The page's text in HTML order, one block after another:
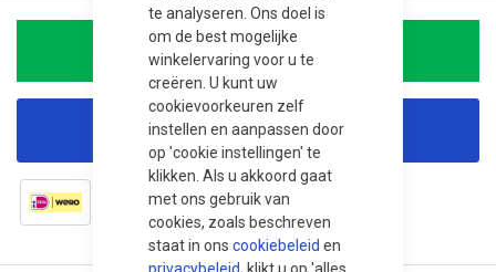
te analyseren. Ons doel is
om de best mogelijke
winkelervaring voor u te
creëren. U kunt uw
cookievoorkeuren zelf
instellen en aanpassen door
op 'cookie instellingen' te
klikken. Als u akkoord gaat
met ons gebruik van
cookies, zoals beschreven
staat in ons cookiebeleid en
In Winkelwagen
Korting aanvragen